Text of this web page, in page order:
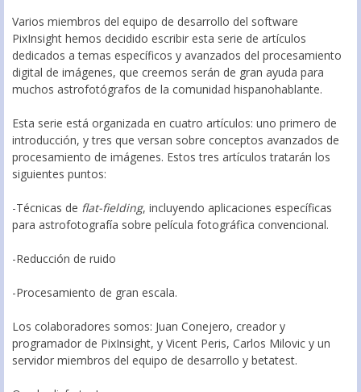
Varios miembros del equipo de desarrollo del software
PixInsight hemos decidido escribir esta serie de artículos
dedicados a temas específicos y avanzados del procesamiento
digital de imágenes, que creemos serán de gran ayuda para
muchos astrofotógrafos de la comunidad hispanohablante.
Esta serie está organizada en cuatro artículos: uno primero de
introducción, y tres que versan sobre conceptos avanzados de
procesamiento de imágenes. Estos tres artículos tratarán los
siguientes puntos:
-Técnicas de flat-fielding, incluyendo aplicaciones específicas
para astrofotografía sobre película fotográfica convencional.
-Reducción de ruido
-Procesamiento de gran escala.
Los colaboradores somos: Juan Conejero, creador y
programador de PixInsight, y Vicent Peris, Carlos Milovic y un
servidor miembros del equipo de desarrollo y betatest.